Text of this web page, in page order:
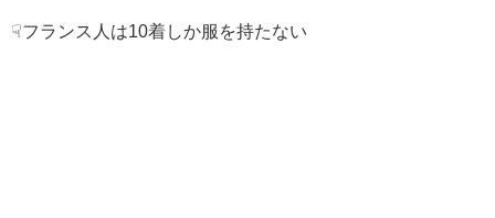
☟フランス人は10着しか服を持たない